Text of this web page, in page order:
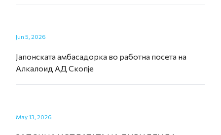
Jun 5, 2026
Јапонската амбасадорка во работна посета на
Алкалоид АД Скопје
May 13, 2026